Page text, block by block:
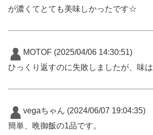
が濃くてとても美味しかったです☆
MOTOF (2025/04/06 14:30:51)
ひっくり返すのに失敗しましたが、味は
vegaちゃん (2024/06/07 19:04:35)
簡単、晩御飯の1品です。